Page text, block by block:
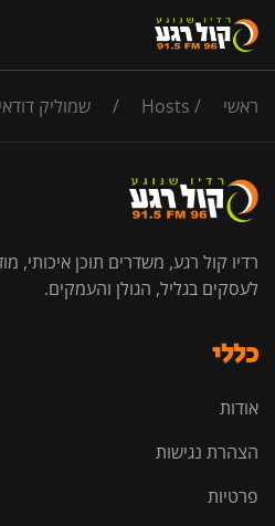
ראשי /
Hosts
/ שמוליק דודאי
רדיו קול רגע, משדרים תוכן איכותי,
לעסקים בגליל, הגולן והעמקים.
כללי
אודות
הצהרת נגישות
פרטיות